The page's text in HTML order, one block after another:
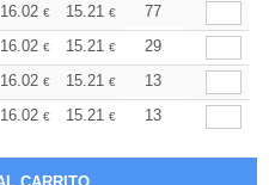
16.02 € 15.21 € 14.81
77
16.02 € 15.21 € 14.81
29
16.02 € 15.21 € 14.81
13
16.02 € 15.21 € 14.81
13